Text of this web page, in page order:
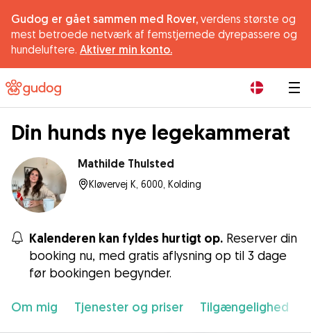
Gudog er gået sammen med Rover, verdens største og
mest betroede netværk af femstjernede dyrepassere og
hundeluftere. Aktiver min konto.
Din hunds nye legekammerat
Mathilde Thulsted
Kløvervej K, 6000, Kolding
Kalenderen kan fyldes hurtigt op. Reserver din
booking nu, med gratis aflysning op til 3 dage
før bookingen begynder.
Om mig Tjenester og priser Tilgængelighed